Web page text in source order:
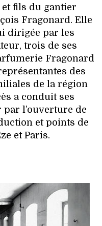
fils du gantier
Fragonard. Elle
dirigée par les
trois de ses
Fragonard
des
de la région
a conduit ses
l’ouverture de
et points de
et Paris.